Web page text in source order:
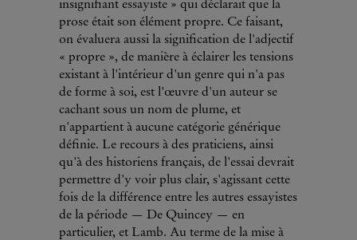
insignifiant essayiste » qui déclarait que la
prose était son élément propre. Ce faisant,
on évaluera aussi la signification de l'adjectif
« propre », de manière à éclairer les tensions
existant à l'intérieur d'un genre qui n'a pas
de forme à soi, est l'œuvre d'un auteur se
cachant sous un nom de plume, et
n'appartient à aucune catégorie générique
définie. Le recours à des praticiens, ainsi
qu'à des historiens français, de l'essai devrait
permettre d'y voir plus clair, s'agissant cette
fois de la différence entre les autres essayistes
de la période — De Quincey — en
particulier, et Lamb. Au terme de la mise à